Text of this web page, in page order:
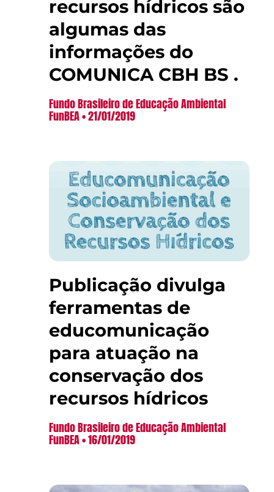
recursos hídricos são
algumas das
informações do
COMUNICA CBH BS .
Fundo Brasileiro de Educação Ambiental
FunBEA 21/01/2019
Publicação divulga
ferramentas de
educomunicação
para atuação na
conservação dos
recursos hídricos
Fundo Brasileiro de Educação Ambiental
FunBEA 16/01/2019